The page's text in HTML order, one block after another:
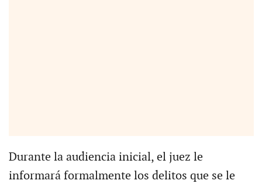
Durante la audiencia inicial, el juez le
informará formalmente los delitos que se le